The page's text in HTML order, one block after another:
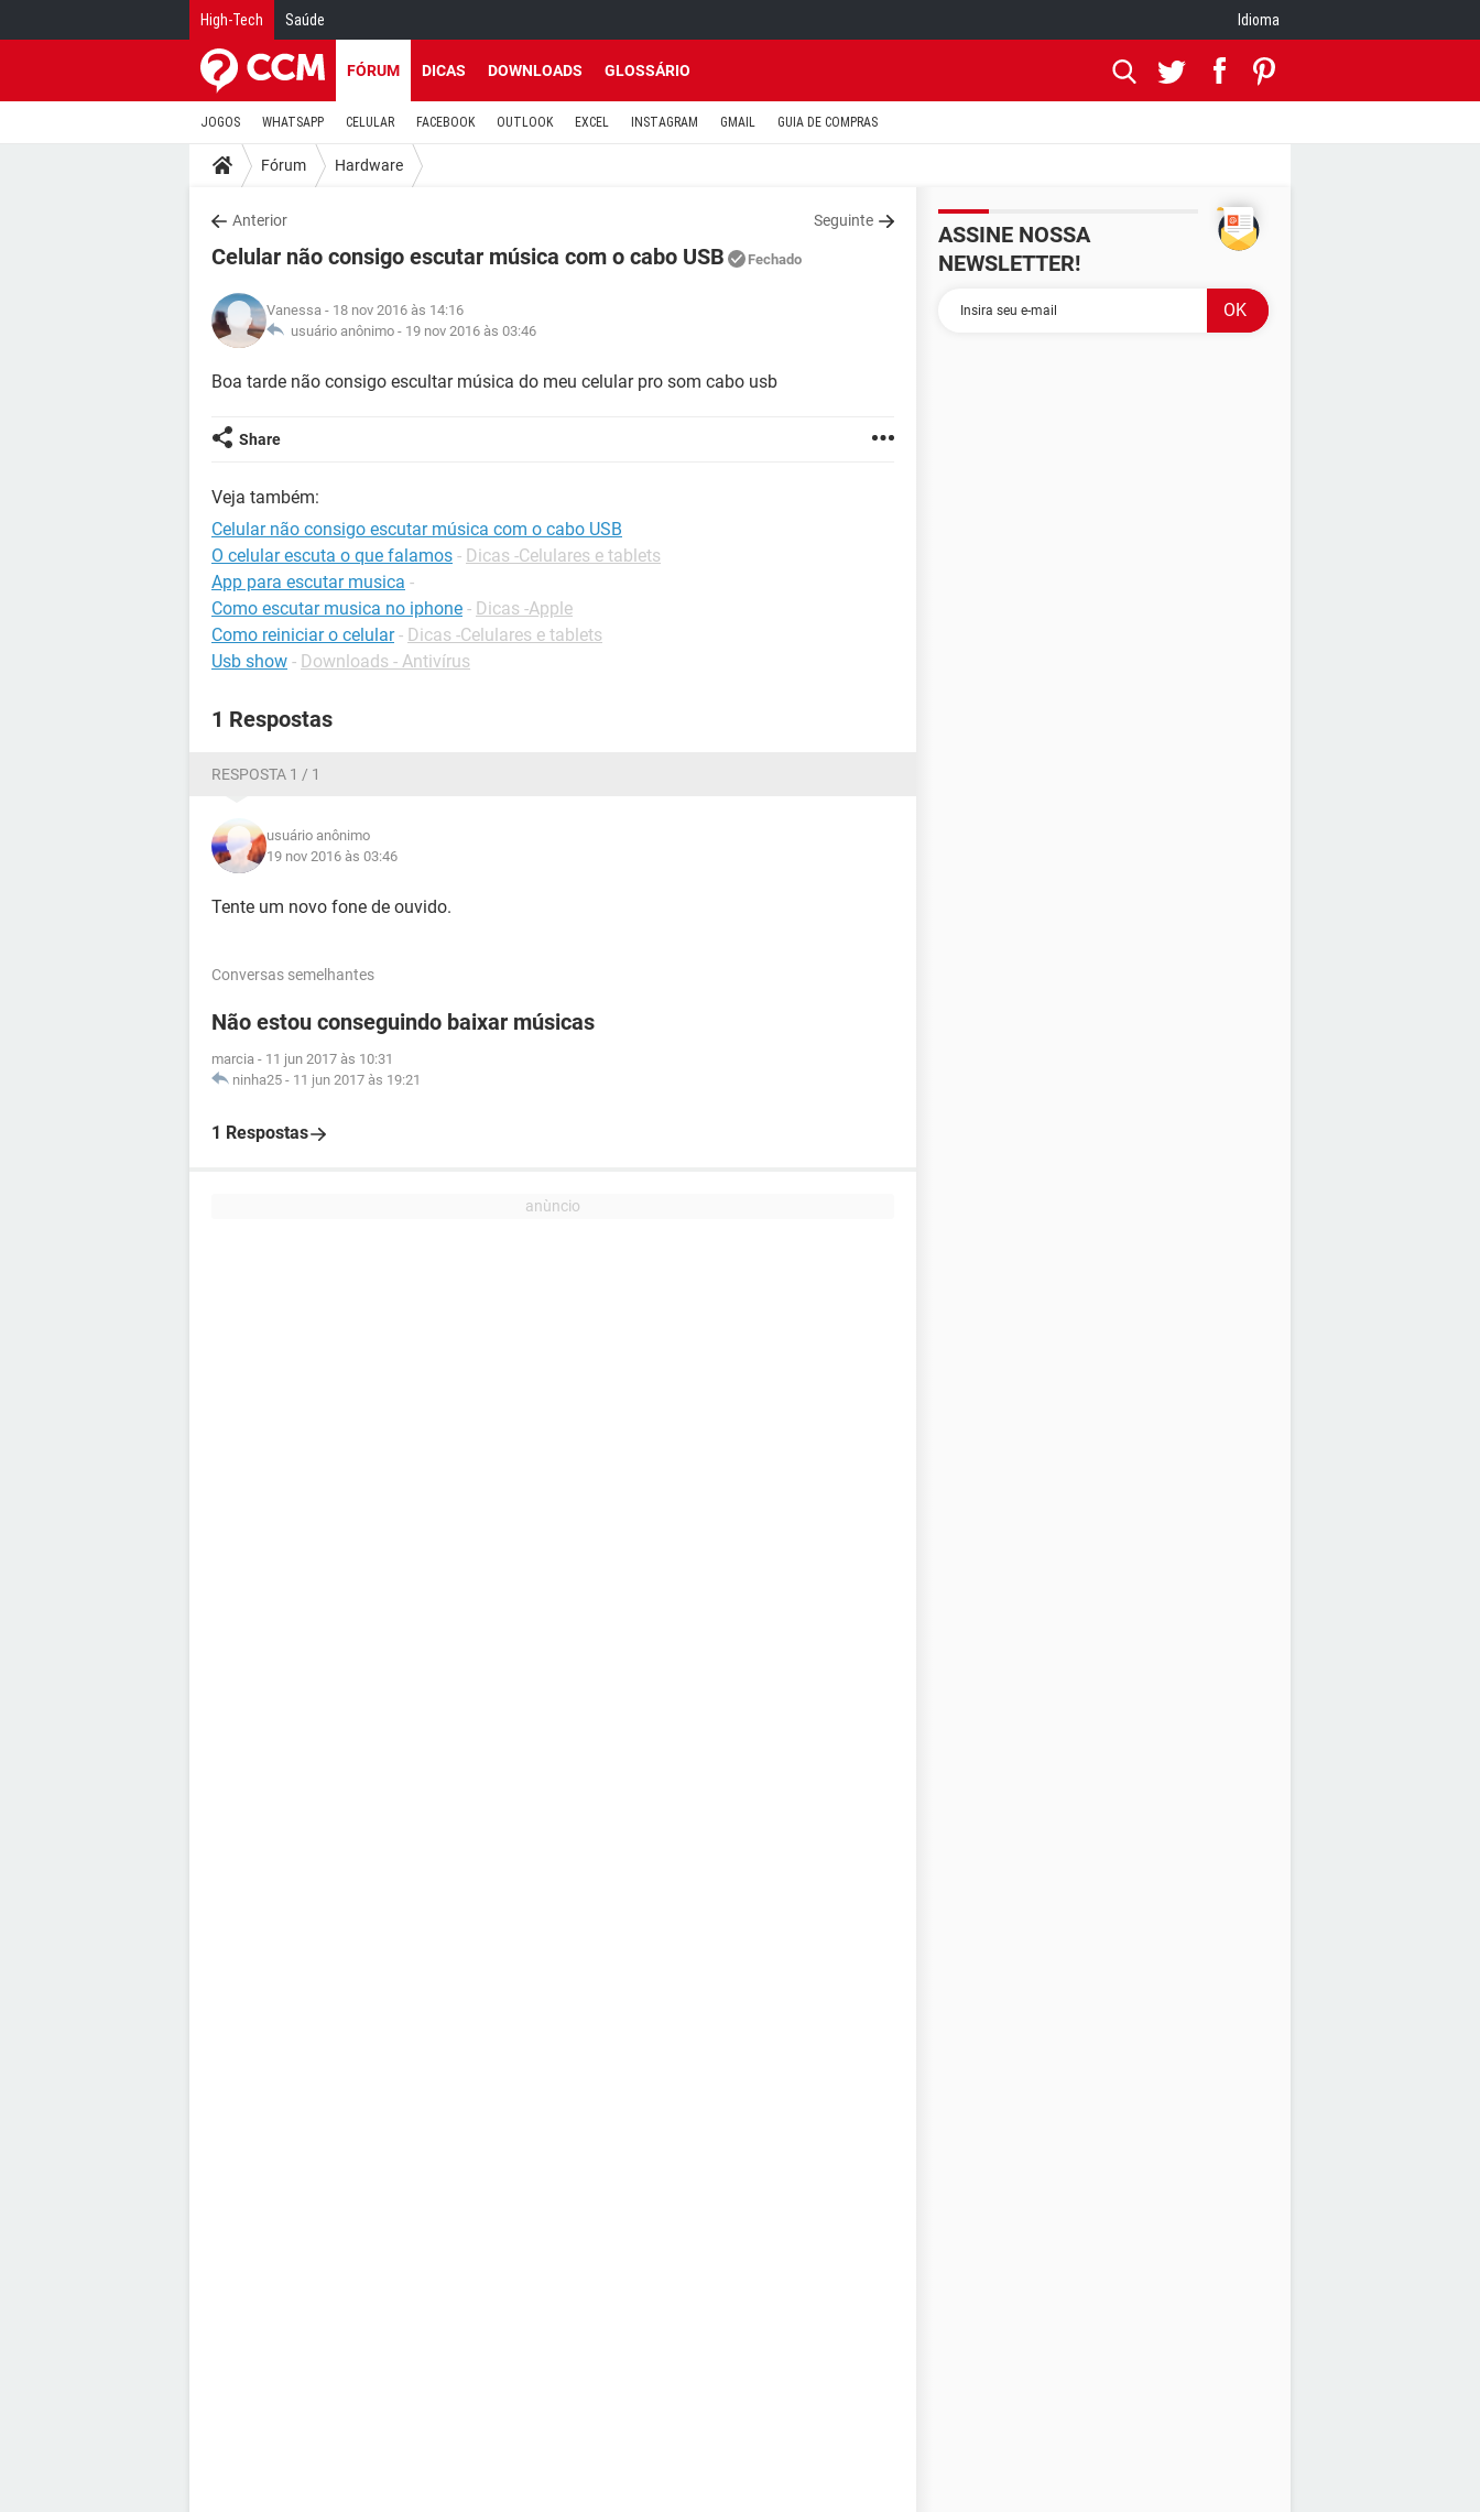
High-Tech Saúde Idioma
FÓRUM DICAS DOWNLOADS GLOSSÁRIO
JOGOS WHATSAPP CELULAR FACEBOOK OUTLOOK EXCEL INSTAGRAM GMAIL GUIA DE COMPRAS
Fórum Hardware
Anterior Seguinte
Celular não consigo escutar música com o cabo USB Fechado
Vanessa - 18 nov 2016 às 14:16
usuário anônimo - 19 nov 2016 às 03:46
Boa tarde não consigo escultar música do meu celular pro som cabo usb
Share
Veja também:
Celular não consigo escutar música com o cabo USB
O celular escuta o que falamos - Dicas -Celulares e tablets
App para escutar musica -
Como escutar musica no iphone - Dicas -Apple
Como reiniciar o celular - Dicas -Celulares e tablets
Usb show - Downloads - Antivírus
1 Respostas
RESPOSTA 1 / 1
usuário anônimo
19 nov 2016 às 03:46
Tente um novo fone de ouvido.
Conversas semelhantes
Não estou conseguindo baixar músicas
marcia - 11 jun 2017 às 10:31
ninha25 - 11 jun 2017 às 19:21
1 Respostas
ASSINE NOSSA
NEWSLETTER!